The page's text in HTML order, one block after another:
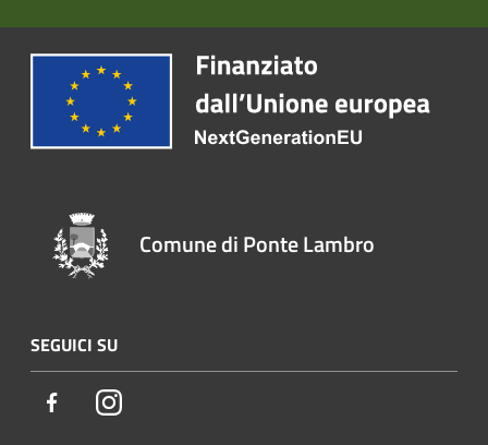
Comune di Ponte Lambro
SEGUICI SU
FacebookInstagram